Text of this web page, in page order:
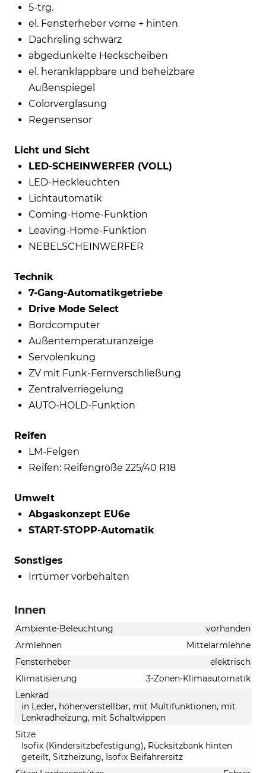
5-trg.
el. Fensterheber vorne + hinten
Dachreling schwarz
abgedunkelte Heckscheiben
el. heranklappbare und beheizbare
Außenspiegel
Colorverglasung
Regensensor
Licht und Sicht
LED-SCHEINWERFER (VOLL)
LED-Heckleuchten
Lichtautomatik
Coming-Home-Funktion
Leaving-Home-Funktion
NEBELSCHEINWERFER
Technik
7-Gang-Automatikgetriebe
Drive Mode Select
Bordcomputer
Außentemperaturanzeige
Servolenkung
ZV mit Funk-Fernverschließung
Zentralverriegelung
AUTO-HOLD-Funktion
Reifen
LM-Felgen
Reifen: Reifengröße 225/40 R18
Umwelt
Abgaskonzept EU6e
START-STOPP-Automatik
Sonstiges
Irrtümer vorbehalten
Innen
Ambiente-Beleuchtung
vorhanden
Armlehnen
Mittelarmlehne
Fensterheber
elektrisch
Klimatisierung
3-Zonen-Klimaautomatik
Lenkrad
in Leder, höhenverstellbar, mit Multifunktionen, mit
Lenkradheizung, mit Schaltwippen
Sitze
Isofix (Kindersitzbefestigung), Rücksitzbank hinten
geteilt, Sitzheizung, Isofix Beifahrersitz